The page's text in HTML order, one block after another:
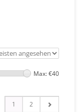
Max: €40
1 2